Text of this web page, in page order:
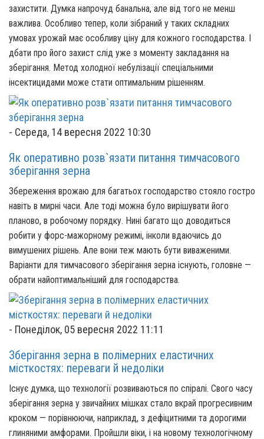
захистити. Думка напрочуд банальна, але від того не менш
важлива. Особливо тепер, коли зібраний у таких складних
умовах урожай має особливу ціну для кожного господарства. І
дбати про його захист слід уже з моменту закладання на
зберігання. Метод холодної небулізації спеціальними
інсектицидами може стати оптимальним рішенням.
- Середа, 14 вересня 2022 10:30
Як оперативно розв`язати питання тимчасового
зберігання зерна
Збереження врожаю для багатьох господарство стояло гостро
навіть в мирні часи. Але тоді можна було вирішувати його
планово, в робочому порядку. Нині багато що доводиться
робити у форс-мажорному режимі, інколи вдаючись до
вимушених рішень. Але вони теж мають бути виваженими.
Варіанти для тимчасового зберігання зерна існують, головне —
обрати найоптимальніший для господарства.
- Понеділок, 05 вересня 2022 11:11
Зберігання зерна в полімерних еластичних
місткостях: переваги й недоліки
Існує думка, що технології розвиваються по спіралі. Свого часу
зберігання зерна у звичайних мішках стало вкрай прогресивним
кроком — порівнюючи, наприклад, з дефіцитними та дорогими
глиняними амфорами. Пройшли віки, і на новому технологічному